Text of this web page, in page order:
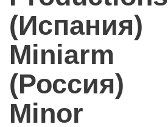
(Испания)
Miniarm
(Россия)
Minor